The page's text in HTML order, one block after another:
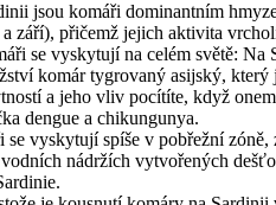
jsou komáři dominantním
a září), přičemž jejich aktivita
se vyskytují na celém světě: Na
komár tygrovaný asijský, který
a jeho vliv pocítíte, když
dengue a chikungunya.
vyskytují spíše v pobřežní zóně,
nádržích vytvořených